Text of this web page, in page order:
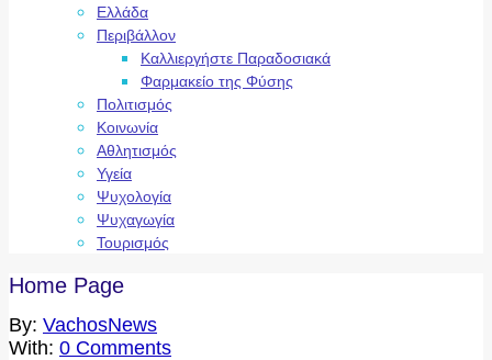
Ελλάδα
Περιβάλλον
Καλλιεργήστε Παραδοσιακά
Φαρμακείο της Φύσης
Πολιτισμός
Κοινωνία
Αθλητισμός
Υγεία
Ψυχολογία
Ψυχαγωγία
Τουρισμός
Home Page
By: VachosNews
With: 0 Comments